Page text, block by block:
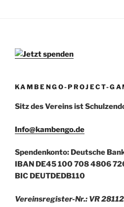
KAMBENGO-PROJECT-
Sitz des Vereins ist
Info@kambengo.de
Spendenkonto: Deutsche
IBAN DE45 100 708 4806
BIC DEUTDEDB110
Vereinsregister-Nr.: VR